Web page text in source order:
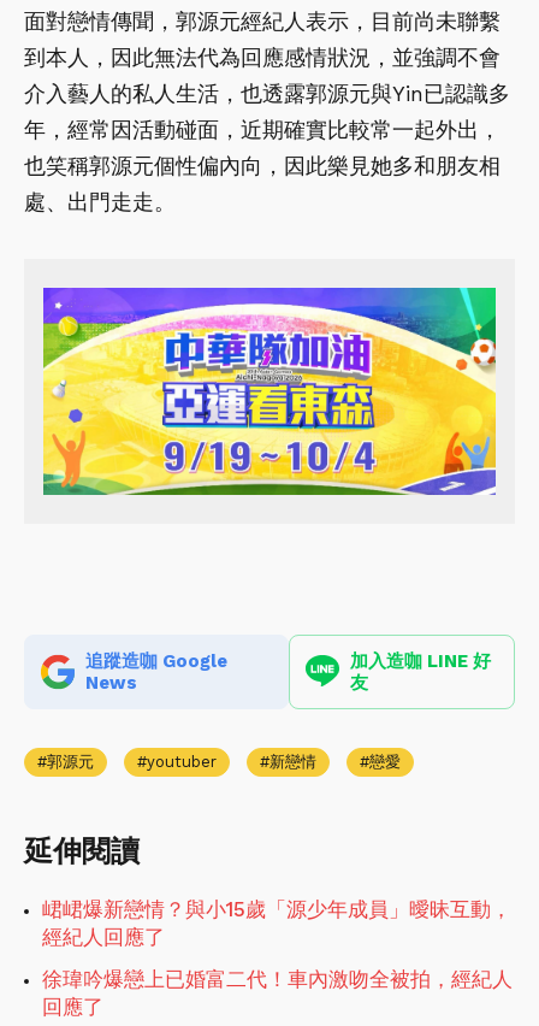
面對戀情傳聞，郭源元經紀人表示，目前尚未聯繫
到本人，因此無法代為回應感情狀況，並強調不會
介入藝人的私人生活，也透露郭源元與Yin已認識多
年，經常因活動碰面，近期確實比較常一起外出，
也笑稱郭源元個性偏內向，因此樂見她多和朋友相
處、出門走走。
追蹤造咖 Google
News
加入造咖 LINE 好
友
郭源元 youtuber 新戀情 戀愛
延伸閱讀
峮峮爆新戀情？與小15歲「源少年成員」曖昧互動，
經紀人回應了
徐瑋吟爆戀上已婚富二代！車內激吻全被拍，經紀人
回應了